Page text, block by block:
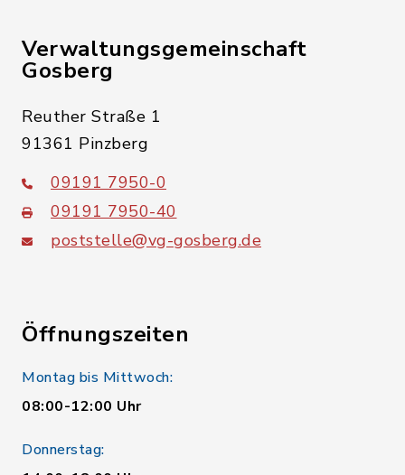
Verwaltungsgemeinschaft
Gosberg
Reuther Straße 1
91361 Pinzberg
09191 7950-0
09191 7950-40
poststelle@vg-gosberg.de
Öffnungszeiten
Montag bis Mittwoch:
08:00-12:00 Uhr
Donnerstag: